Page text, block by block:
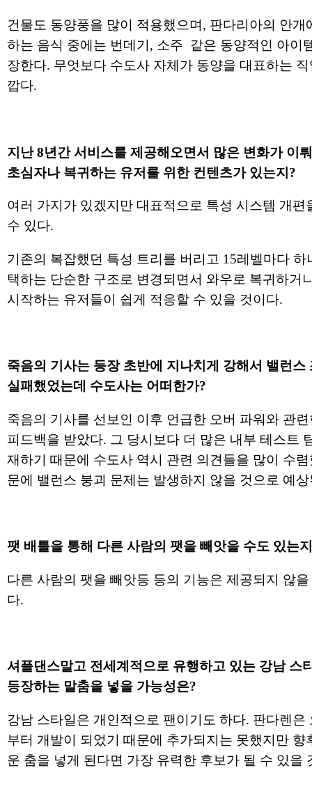
건물도 동양풍을 많이 적용했으며, 판다리아의 안개
하는 음식 중에는 번데기, 소주 같은 동양적인 아이
장한다. 무엇보다 수도사 자체가 동양을 대표하는
깝다.
지난 8년간 서비스를 제공해오면서 많은 변화가 이
초심자나 복귀하는 유저를 위한 컨텐츠가 있는지?
여러 가지가 있겠지만 대표적으로 특성 시스템 개편
수 있다.
기존의 복잡했던 특성 트리를 버리고 15레벨마다 하
택하는 단순한 구조로 변경되면서 와우로 복귀하거
시작하는 유저들이 쉽게 적응할 수 있을 것이다.
죽음의 기사는 등장 초반에 지나치게 강해서 밸런스
실패했었는데 수도사는 어떠한가?
죽음의 기사를 선보인 이후 언급한 오버 파워와 관
피드백을 받았다. 그 당시보다 더 많은 내부 테스트
재하기 때문에 수도사 역시 관련 의견들을 많이 수
문에 밸런스 붕괴 문제는 발생하지 않을 것으로 예
팻 배틀을 통해 다른 사람의 팻을 빼앗을 수도 있는
다른 사람의 팻을 빼앗등 등의 기능은 제공되지 않
다.
셔플댄스말고 전세계적으로 유행하고 있는 강남 스
등장하는 말춤을 넣을 가능성은?
강남 스타일은 개인적으로 팬이기도 하다. 판다렌은
부터 개발이 되었기 때문에 추가되지는 못했지만 향
운 춤을 넣게 된다면 가장 유력한 후보가 될 수 있을